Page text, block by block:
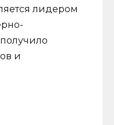
лидером
и